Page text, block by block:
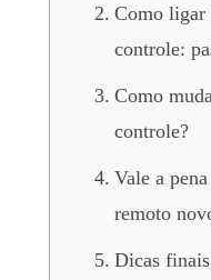
Como ligar
controle:
Como
controle?
Vale a
remoto
Dicas